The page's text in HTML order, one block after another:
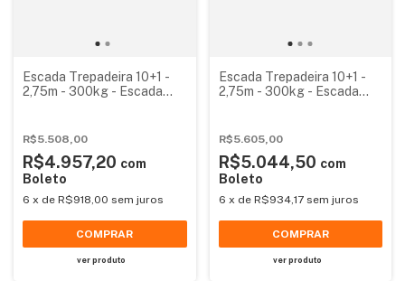
Escada Trepadeira 10+1 -
2,75m - 300kg - Escada
R$5.508,00
R$4.957,20 com
Boleto
6 x de R$918,00 sem juros
COMPRAR
ver produto
Escada Trepadeira 10+1 -
2,75m - 300kg - Escada
(Plataforma 60x60cm)
R$5.605,00
R$5.044,50 com
Boleto
6 x de R$934,17 sem juros
COMPRAR
ver produto